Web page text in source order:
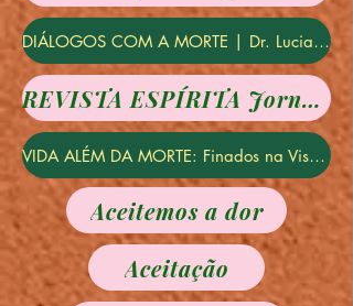
DIÁLOGOS COM A MORTE | Dr. Luciano Máximo
REVISTA ESPÍRITA Jornal de Estudos Psicológicos 1858
VIDA ALÉM DA MORTE: Finados na Visão Espírita -- com a médium Isabel Salomão de Campos
Aceitemos a dor
Aceitação